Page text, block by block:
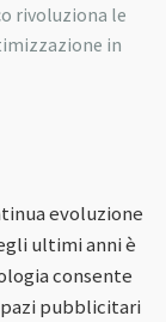
rivoluziona le
in
evoluzione
ultimi anni è
consente
pubblicitari